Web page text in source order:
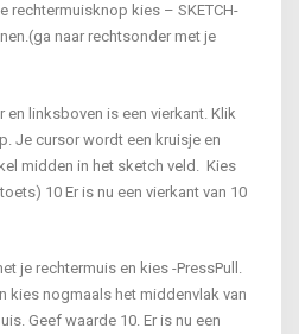
rechtermuisknop kies – SKETCH-
naar rechtsonder met je
linksboven is een vierkant. Klik
Je cursor wordt een kruisje en
midden in het sketch veld. Kies
10 Er is nu een vierkant van 10
je rechtermuis en kies -PressPull.
kies nogmaals het middenvlak van
Geef waarde 10. Er is nu een